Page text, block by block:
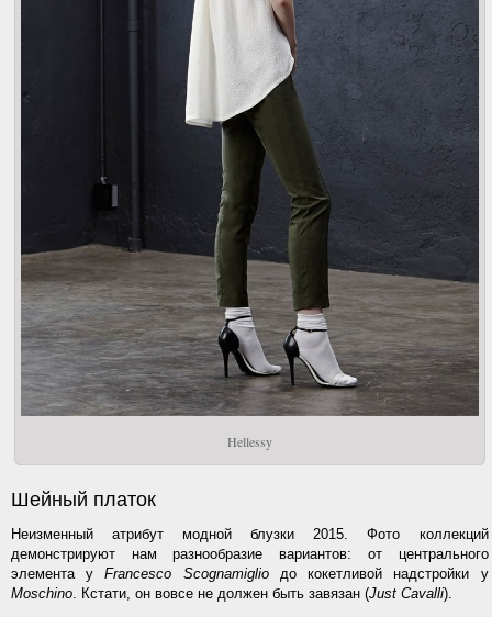
Hellessy
Шейный платок
Неизменный атрибут модной блузки 2015. Фото коллекций
демонстрируют нам разнообразие вариантов: от центрального
элемента уFrancesco Scognamiglioдо кокетливой надстройки у
Moschino. Кстати, он вовсе не должен быть завязан (Just Cavalli).